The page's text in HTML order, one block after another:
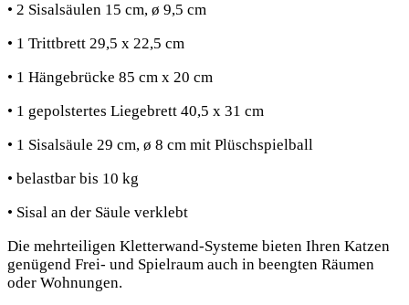
• 2 Sisalsäulen 15 cm, ø 9,5 cm
• 1 Trittbrett 29,5 x 22,5 cm
• 1 Hängebrücke 85 cm x 20 cm
• 1 gepolstertes Liegebrett 40,5 x 31 cm
• 1 Sisalsäule 29 cm, ø 8 cm mit Plüschspielball
• belastbar bis 10 kg
• Sisal an der Säule verklebt
Die mehrteiligen Kletterwand-Systeme bieten Ihren Katzen
genügend Frei- und Spielraum auch in beengten Räumen
oder Wohnungen.